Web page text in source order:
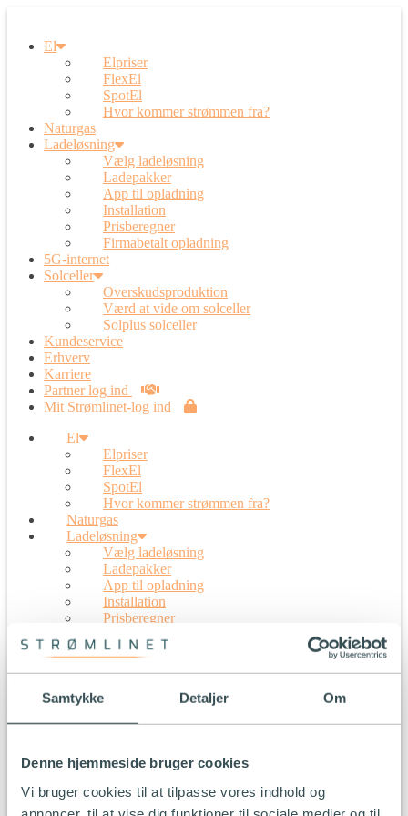
Samtykke Detaljer Om
Denne hjemmeside bruger cookies
Vi bruger cookies til at tilpasse vores indhold og
El
Elpriser
FlexEl
SpotEl
Hvor kommer strømmen fra?
Naturgas
Ladeløsning
Vælg ladeløsning
Ladepakker
App til opladning
Installation
Prisberegner
Firmabetalt opladning
5G-internet
Solceller
Overskudsproduktion
Værd at vide om solceller
Solplus solceller
Kundeservice
Erhverv
Karriere
Partner log ind
Mit Strømlinet-log ind
El
Elpriser
FlexEl
SpotEl
Hvor kommer strømmen fra?
Naturgas
Ladeløsning
Vælg ladeløsning
Ladepakker
App til opladning
Installation
Prisberegner
5G-internet
Værd at vide om solceller
Karriere
Mit Strømlinet-log ind